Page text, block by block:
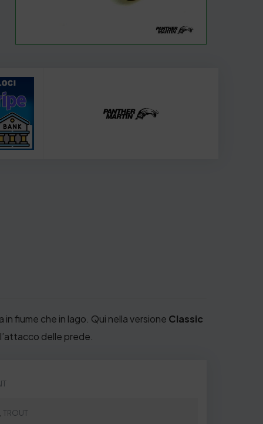
fiume che in lago. Qui nella versione Classic
delle prede.
,TROUT